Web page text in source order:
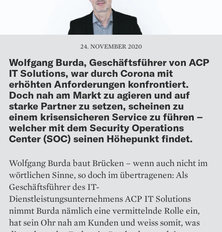
24. NOVEMBER 2020
Wolfgang Burda, Geschäftsführer von ACP
IT Solutions, war durch Corona mit
erhöhten Anforderungen konfrontiert.
Doch nah am Markt zu agieren und auf
starke Partner zu setzen, scheinen zu
einem krisensicheren Service zu führen –
welcher mit dem Security Operations
Center (SOC) seinen Höhepunkt findet.
Wolfgang Burda baut Brücken – wenn auch nicht im
wörtlichen Sinne, so doch im übertragenen: Als
Geschäftsführer des IT-
Dienstleistungsunternehmens ACP IT Solutions
nimmt Burda nämlich eine vermittelnde Rolle ein,
hat sein Ohr nah am Kunden und weiss somit, was